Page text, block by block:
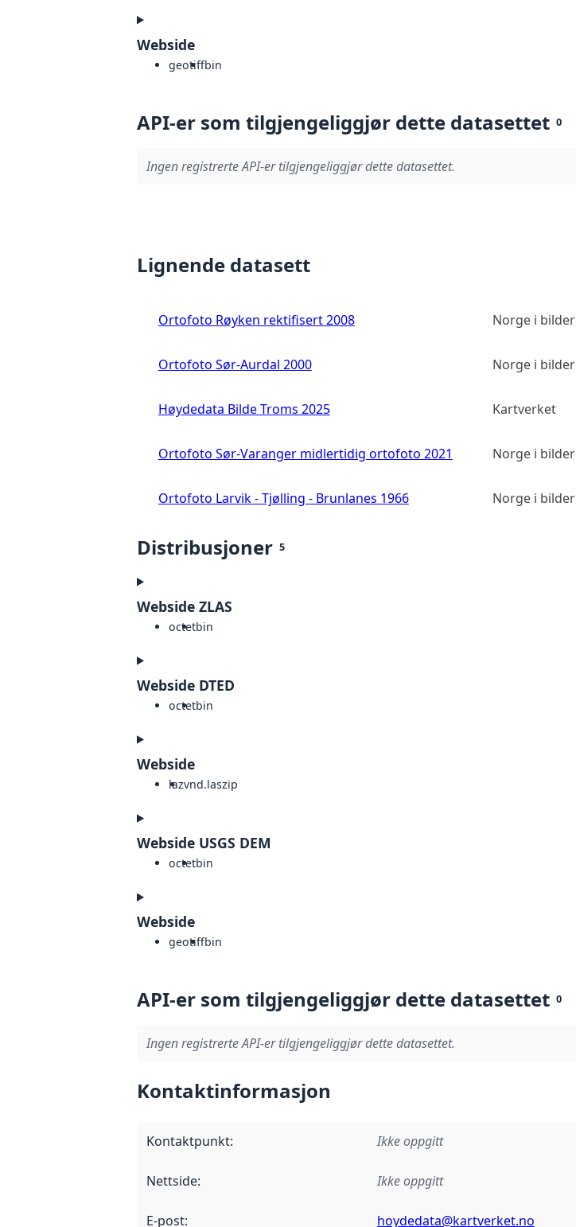
Webside
geotiffbin
API-er som tilgjengeliggjør dette datasettet 0
Ingen registrerte API-er tilgjengeliggjør dette datasettet.
Lignende datasett
Ortofoto Røyken rektifisert 2008 Norge i bilder
Ortofoto Sør-Aurdal 2000 Norge i bilder
Høydedata Bilde Troms 2025 Kartverket
Ortofoto Sør-Varanger midlertidig ortofoto 2021 Norge i bilder
Ortofoto Larvik - Tjølling - Brunlanes 1966 Norge i bilder
Distribusjoner 5
Webside ZLAS
octetbin
Webside DTED
octetbin
Webside
lazvnd.laszip
Webside USGS DEM
octetbin
Webside
geotiffbin
API-er som tilgjengeliggjør dette datasettet 0
Ingen registrerte API-er tilgjengeliggjør dette datasettet.
Kontaktinformasjon
Kontaktpunkt: Ikke oppgitt
Nettside: Ikke oppgitt
E-post: hoydedata@kartverket.no